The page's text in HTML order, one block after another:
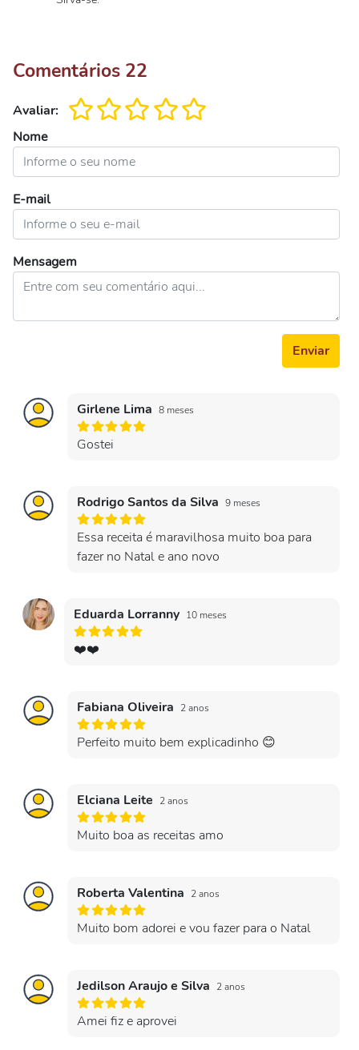
Comentários 22
Avaliar:
Nome
E-mail
Mensagem
Enviar
Girlene Lima 8 meses
Gostei
Rodrigo Santos da Silva 9 meses
Essa receita é maravilhosa muito boa para
fazer no Natal e ano novo
Eduarda Lorranny 10 meses
❤️❤️
Fabiana Oliveira 2 anos
Perfeito muito bem explicadinho 😊
Elciana Leite 2 anos
Muito boa as receitas amo
Roberta Valentina 2 anos
Muito bom adorei e vou fazer para o Natal
Jedilson Araujo e Silva 2 anos
Amei fiz e aprovei